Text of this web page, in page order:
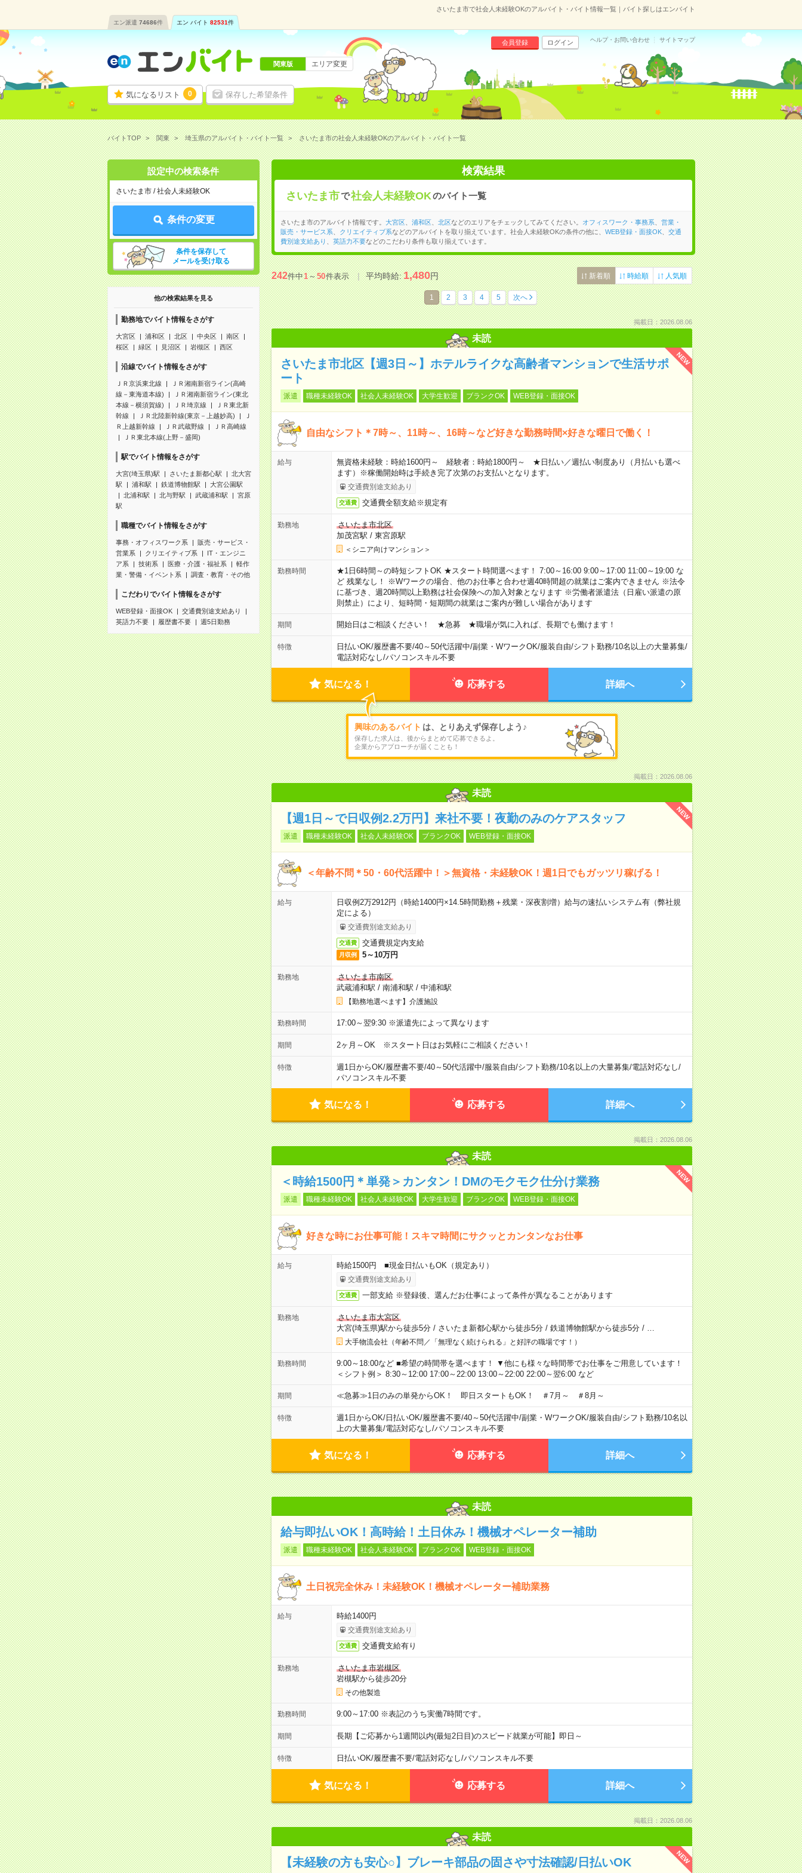
さいたま市で社会人未経験OKのアルバイト・バイト情報一覧｜バイト探しはエンバイト
エン派遣 74686件 エン バイト 82531件
気になるリスト 0 保存した希望条件
会員登録 ログイン ヘルプ・お問い合わせ サイトマップ
関東版 エリア変更
バイトTOP 関東 埼玉県のアルバイト・バイト一覧 さいたま市の社会人未経験OKのアルバイト・バイト一覧
設定中の検索条件
さいたま市 / 社会人未経験OK
条件の変更
条件を保存して
メールを受け取る
他の検索結果を見る
勤務地でバイト情報をさがす
大宮区 浦和区 北区 中央区
南区
桜区
緑区 見沼区 岩槻区 西区
沿線でバイト情報をさがす
ＪＲ京浜東北線
ＪＲ湘南新宿ライン(高崎
線－東海道本線)
ＪＲ湘南新宿ライン(東北
本線－横須賀線)
ＪＲ埼京線
ＪＲ東北新
幹線
ＪＲ北陸新幹線(東京－上越妙高)
Ｊ
Ｒ上越新幹線
ＪＲ武蔵野線
ＪＲ高崎線
ＪＲ東北本線(上野－盛岡)
駅でバイト情報をさがす
大宮(埼玉県)駅 さいたま新都心駅
北大宮
駅
浦和駅 鉄道博物館駅
大宮公園駅
北浦和駅
北与野駅 武蔵浦和駅
宮原
駅
職種でバイト情報をさがす
事務・オフィスワーク系
販売・サービス・
営業系
クリエイティブ系
IT・エンジニ
ア系
技術系 医療・介護・福祉系
軽作
業・警備・イベント系
調査・教育・その他
こだわりでバイト情報をさがす
WEB登録・面接OK
交通費別途支給あり
英語力不要
履歴書不要 週5日勤務
検索結果
さいたま市で社会人未経験OKのバイト一覧
さいたま市のアルバイト情報です。 大宮区、 浦和区、 北区などのエリアをチェックしてみてください。 オフィスワーク・事務系
営業・
販売・サービス系
クリエイティブ系などのアルバイトを取り揃えています。社会人未経験OKの条件の他に、 WEB登録・面接OK、 交通
費別途支給あり
英語力不要などのこだわり条件も取り揃えています。
242件中1～50件表示 平均時給:1,480円 新着順 時給順 人気順
1 2 3 4 5 次へ
掲載日：2026.08.06
未読
NEW
さいたま市北区【週3日～】ホテルライクな高齢者マンションで生活サポ
ート
派遣 職種未経験OK 社会人未経験OK 大学生歓迎 ブランクOK WEB登録・面接OK
自由なシフト＊7時～、11時～、16時～など好きな勤務時間×好きな曜日で働く！
給与
無資格未経験：時給1600円～ 経験者：時給1800円～ ★日払い／週払い制度あり（月払いも選べ
ます）※稼働開始時は手続き完了次第のお支払いとなります。
交通費別途支給あり
交通費 交通費全額支給※規定有
勤務地
さいたま市北区
加茂宮駅 / 東宮原駅
＜シニア向けマンション＞
勤務時間
★1日6時間～の時短シフトOK ★スタート時間選べます！ 7:00～16:00 9:00～17:00 11:00～19:00 な
ど 残業なし！ ※Wワークの場合、他のお仕事と合わせ週40時間超の就業はご案内できません ※法令
に基づき、週20時間以上勤務は社会保険への加入対象となります ※労働者派遣法（日雇い派遣の原
則禁止）により、短時間・短期間の就業はご案内が難しい場合があります
期間 開始日はご相談ください！ ★急募 ★職場が気に入れば、長期でも働けます！
特徴 日払いOK/履歴書不要/40～50代活躍中/副業・WワークOK/服装自由/シフト勤務/10名以上の大量募集/
電話対応なし/パソコンスキル不要
気になる！ 応募する 詳細へ
興味のあるバイト は、とりあえず保存しよう♪
保存した求人は、後からまとめて応募できるよ。
企業からアプローチが届くことも！
掲載日：2026.08.06
未読
NEW
【週1日～で日収例2.2万円】来社不要！夜勤のみのケアスタッフ
派遣 職種未経験OK 社会人未経験OK ブランクOK WEB登録・面接OK
＜年齢不問＊50・60代活躍中！＞無資格・未経験OK！週1日でもガッツリ稼げる！
給与
日収例2万2912円（時給1400円×14.5時間勤務＋残業・深夜割増）給与の速払いシステム有（弊社規
定による）
交通費別途支給あり
交通費 交通費規定内支給
月収例 5～10万円
勤務地
さいたま市南区
武蔵浦和駅 / 南浦和駅 / 中浦和駅
【勤務地選べます】介護施設
勤務時間 17:00～翌9:30 ※派遣先によって異なります
期間 2ヶ月～OK ※スタート日はお気軽にご相談ください！
特徴 週1日からOK/履歴書不要/40～50代活躍中/服装自由/シフト勤務/10名以上の大量募集/電話対応なし/
パソコンスキル不要
気になる！ 応募する 詳細へ
掲載日：2026.08.06
未読
NEW
＜時給1500円＊単発＞カンタン！DMのモクモク仕分け業務
派遣 職種未経験OK 社会人未経験OK 大学生歓迎 ブランクOK WEB登録・面接OK
好きな時にお仕事可能！スキマ時間にサクッとカンタンなお仕事
給与 時給1500円 ■現金日払いもOK（規定あり）
交通費別途支給あり
交通費 一部支給 ※登録後、選んだお仕事によって条件が異なることがあります
勤務地
さいたま市大宮区
大宮(埼玉県)駅から徒歩5分/ さいたま新都心駅から徒歩5分/ 鉄道博物館駅から徒歩5分/
大手物流会社（年齢不問／「無理なく続けられる」と好評の職場です！）
勤務時間
9:00～18:00など ■希望の時間帯を選べます！ ▼他にも様々な時間帯でお仕事をご用意しています！
＜シフト例＞ 8:30～12:00 17:00～22:00 13:00～22:00 22:00～翌6:00 など
期間 ≪急募≫1日のみの単発からOK！ 即日スタートもOK！ ＃7月～ ＃8月～
特徴 週1日からOK/日払いOK/履歴書不要/40～50代活躍中/副業・WワークOK/服装自由/シフト勤務/10名以
上の大量募集/電話対応なし/パソコンスキル不要
気になる！ 応募する 詳細へ
未読
給与即払いOK！高時給！土日休み！機械オペレーター補助
派遣 職種未経験OK 社会人未経験OK ブランクOK WEB登録・面接OK
土日祝完全休み！未経験OK！機械オペレーター補助業務
給与 時給1400円
交通費別途支給あり
交通費 交通費支給有り
勤務地
さいたま市岩槻区
岩槻駅から徒歩20分
その他製造
勤務時間 9:00～17:00 ※表記のうち実働7時間です。
期間 長期【ご応募から1週間以内(最短2日目)のスピード就業が可能】即日～
特徴 日払いOK/履歴書不要/電話対応なし/パソコンスキル不要
気になる！ 応募する 詳細へ
掲載日：2026.08.06
未読
NEW
【未経験の方も安心○】ブレーキ部品の固さや寸法確認/日払いOK